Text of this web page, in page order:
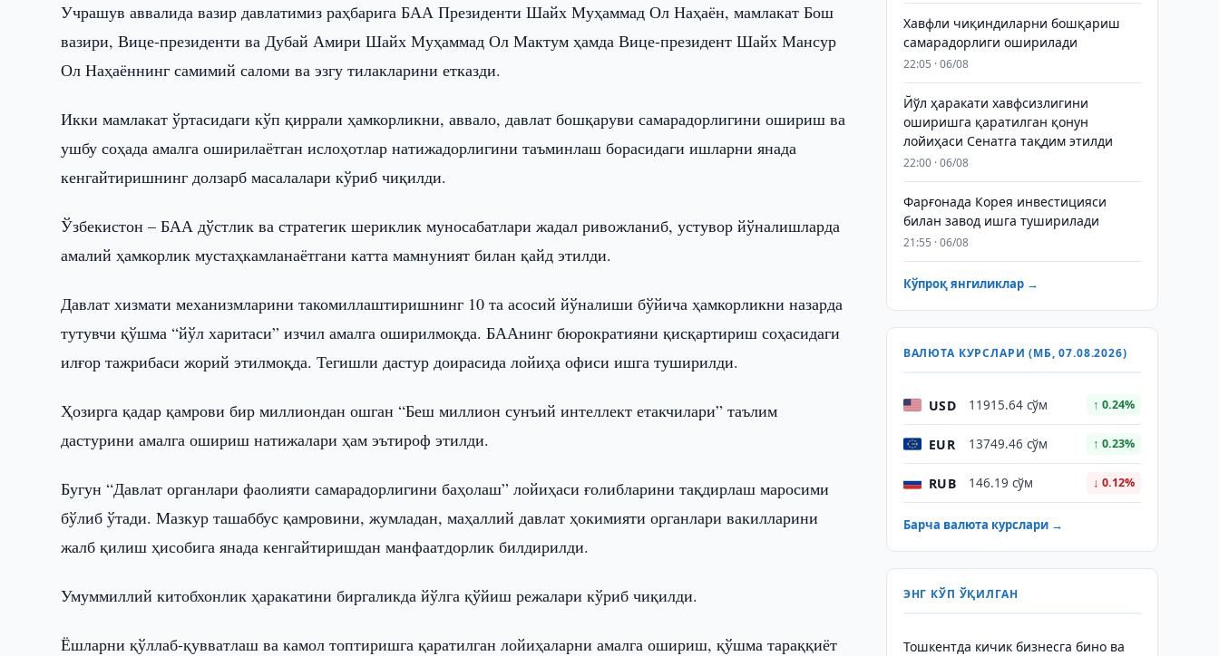
Учрашув аввалида вазир давлатимиз раҳбарига БАА Президенти Шайх Муҳаммад Ол Наҳаён, мамлакат Бош
вазири, Вице-президенти ва Дубай Амири Шайх Муҳаммад Ол Мактум ҳамда Вице-президент Шайх Мансур
Ол Наҳаённинг самимий саломи ва эзгу тилакларини етказди.
Икки мамлакат ўртасидаги кўп қиррали ҳамкорликни, аввало, давлат бошқаруви самарадорлигини ошириш ва
ушбу соҳада амалга оширилаётган ислоҳотлар натижадорлигини таъминлаш борасидаги ишларни янада
кенгайтиришнинг долзарб масалалари кўриб чиқилди.
Ўзбекистон – БАА дўстлик ва стратегик шериклик муносабатлари жадал ривожланиб, устувор йўналишларда
амалий ҳамкорлик мустаҳкамланаётгани катта мамнуният билан қайд этилди.
Давлат хизмати механизмларини такомиллаштиришнинг 10 та асосий йўналиши бўйича ҳамкорликни назарда
тутувчи қўшма “йўл харитаси” изчил амалга оширилмоқда. БААнинг бюрократияни қисқартириш соҳасидаги
илғор тажрибаси жорий этилмоқда. Тегишли дастур доирасида лойиҳа офиси ишга туширилди.
Ҳозирга қадар қамрови бир миллиондан ошган “Беш миллион сунъий интеллект етакчилари” таълим
дастурини амалга ошириш натижалари ҳам эътироф этилди.
Бугун “Давлат органлари фаолияти самарадорлигини баҳолаш” лойиҳаси ғолибларини тақдирлаш маросими
бўлиб ўтади. Мазкур ташаббус қамровини, жумладан, маҳаллий давлат ҳокимияти органлари вакилларини
жалб қилиш ҳисобига янада кенгайтиришдан манфаатдорлик билдирилди.
Умуммиллий китобхонлик ҳаракатини биргаликда йўлга қўйиш режалари кўриб чиқилди.
Ёшларни қўллаб-қувватлаш ва камол топтиришга қаратилган лойиҳаларни амалга ошириш, қўшма тараққиёт
Хавфли чиқиндиларни бошқариш
самарадорлиги оширилади
22:05 · 06/08
Йўл ҳаракати хавфсизлигини
оширишга қаратилган қонун
лойиҳаси Сенатга тақдим этилди
22:00 · 06/08
Фарғонада Корея инвестицияси
билан завод ишга туширилади
21:55 · 06/08
Кўпроқ янгиликлар →
ВАЛЮТА КУРСЛАРИ (МБ, 07.08.2026)
USD 11915.64 сўм ↑ 0.24%
EUR 13749.46 сўм ↑ 0.23%
RUB 146.19 сўм ↓ 0.12%
Барча валюта курслари →
ЭНГ КЎП ЎҚИЛГАН
Тошкентда кичик бизнесга бино ва